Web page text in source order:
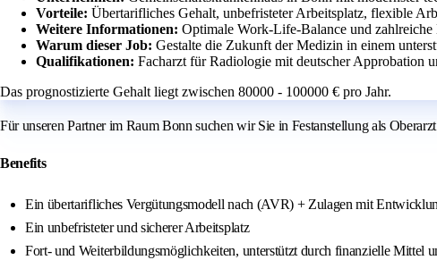
Vorteile: Übertarifliches Gehalt, unbefristeter Arbeitsplatz, flexible
Weitere Informationen: Optimale Work-Life-Balance und zahlreiche
Warum dieser Job: Gestalte die Zukunft der Medizin in einem
Qualifikationen: Facharzt für Radiologie mit deutscher Approbation
Das prognostizierte Gehalt liegt zwischen 80000 - 100000 € pro Jahr.
Für unseren Partner im Raum Bonn suchen wir Sie in Festanstellung als
Benefits
Ein übertarifliches Vergütungsmodell nach (AVR) + Zulagen mit
Ein unbefristeter und sicherer Arbeitsplatz
Fort- und Weiterbildungsmöglichkeiten, unterstützt durch finanzielle Mittel